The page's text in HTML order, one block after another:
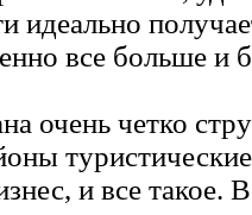
идеально
все больше и
очень четко
и все такое.